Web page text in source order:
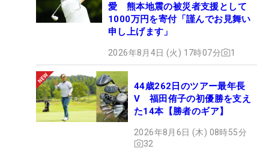
愛 熊本地震の被災者支援として
1000万円を寄付「謹んでお見舞い
申し上げます」
2026年8月4日 (火) 17時07分 1
44歳262日のツアー最年長
V 福田侑子の初優勝を支え
た14本【勝者のギア】
2026年8月6日 (木) 08時55分
32